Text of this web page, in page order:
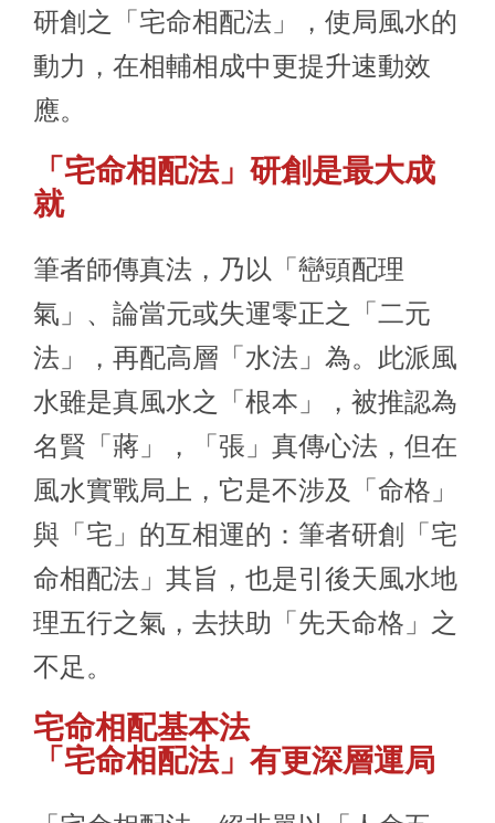
研創之「宅命相配法」，使局風水的
動力，在相輔相成中更提升速動效
應。
「宅命相配法」研創是最大成
就
筆者師傳真法，乃以「巒頭配理
氣」、 論當元或失運零正之「二元
法」，再配高層「水法」為。此派風
水雖是真風水之「根本」，被推認為
名賢「蔣」，「張」真傳心法，但在
風水實戰局上，它是不涉及「命格」
與「宅」的互相運的：筆者研創「宅
命相配法」其旨，也是引後天風水地
理五行之氣，去扶助「先天命格」之
不足。
宅命相配基本法
「宅命相配法」有更深層運局